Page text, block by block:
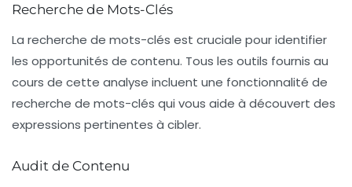
Recherche de Mots-Clés
La recherche de mots-clés est cruciale pour identifier
les opportunités de contenu. Tous les outils fournis au
cours de cette analyse incluent une fonctionnalité de
recherche de mots-clés qui vous aide à découvert des
expressions pertinentes à cibler.
Audit de Contenu